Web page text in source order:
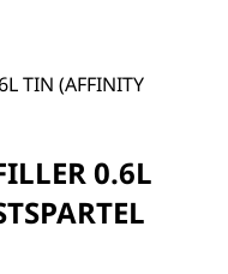
TIN (AFFINITY
0.6L